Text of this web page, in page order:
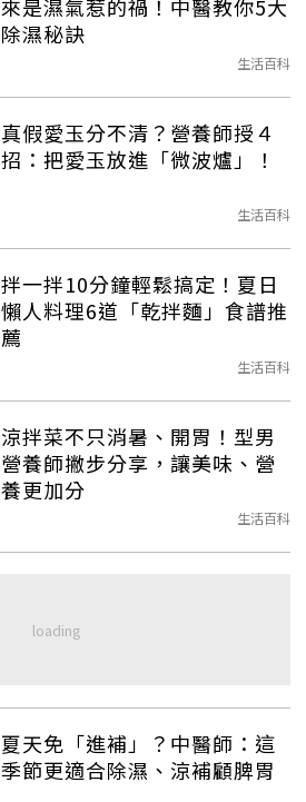
來是濕氣惹的禍！中醫教你5大
除濕秘訣
生活百科
真假愛玉分不清？營養師授４
招：把愛玉放進「微波爐」！
生活百科
拌一拌10分鐘輕鬆搞定！夏日
懶人料理6道「乾拌麵」食譜推
薦
生活百科
涼拌菜不只消暑、開胃！型男
營養師撇步分享，讓美味、營
養更加分
生活百科
夏天免「進補」？中醫師：這
季節更適合除濕、涼補顧脾胃